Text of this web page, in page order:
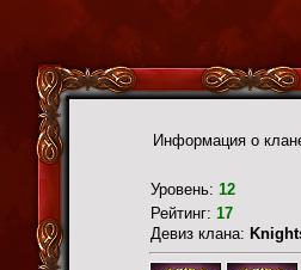
Информация о
Уровень: 12
Рейтинг: 17
Девиз клана: